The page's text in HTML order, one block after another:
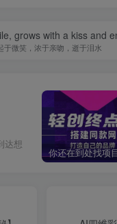
grows with a kiss and
于微笑，浓于亲吻，逝于泪水
达想